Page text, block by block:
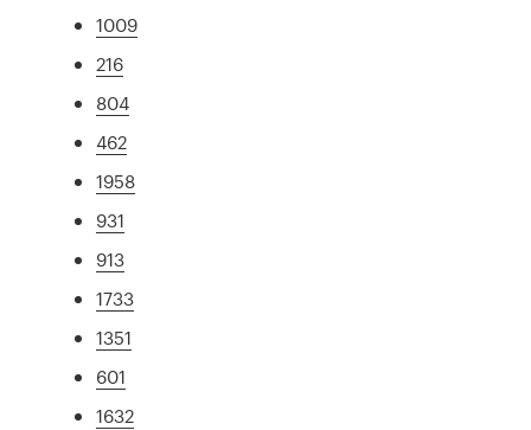
1009
216
804
462
1958
931
913
1733
1351
601
1632